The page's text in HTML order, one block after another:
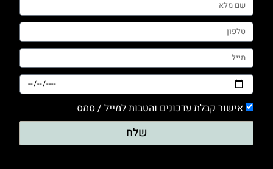
אישור קבלת עדכונים והטבות למייל / סמס
שלח